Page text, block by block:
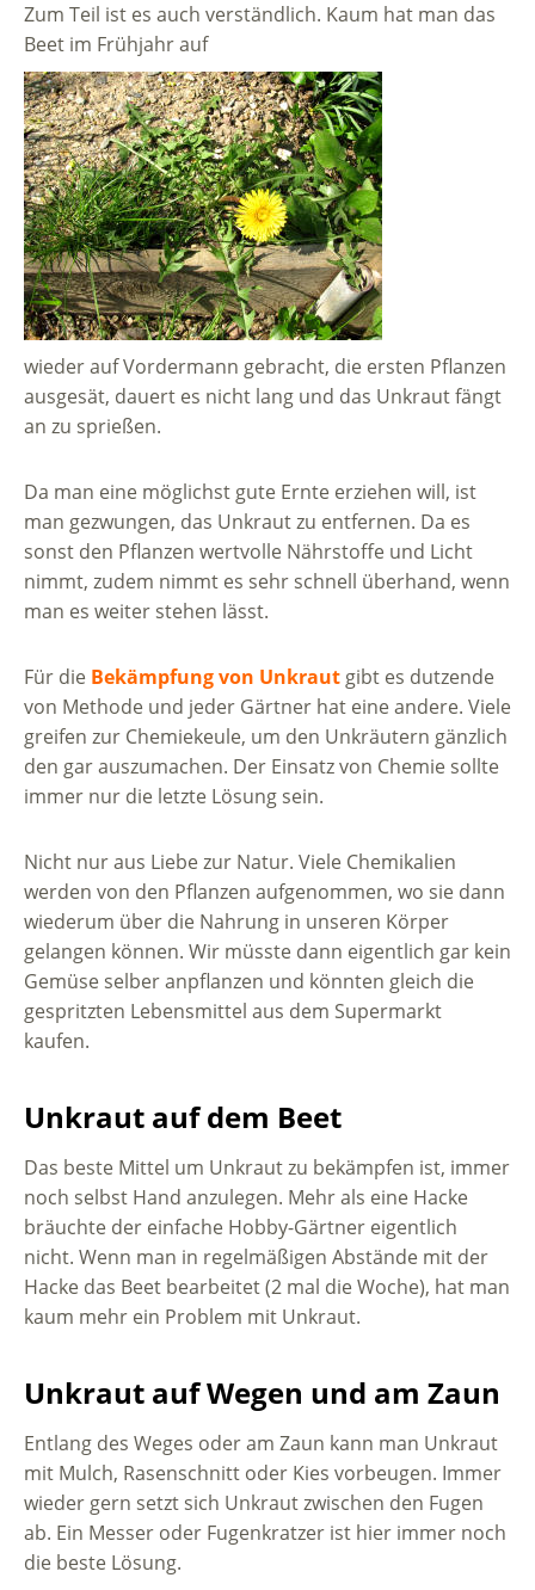
Zum Teil ist es auch verständlich. Kaum hat man das
Beet im Frühjahr auf
wieder auf Vordermann gebracht, die ersten Pflanzen
ausgesät, dauert es nicht lang und das Unkraut fängt
an zu sprießen.
Da man eine möglichst gute Ernte erziehen will, ist
man gezwungen, das Unkraut zu entfernen. Da es
sonst den Pflanzen wertvolle Nährstoffe und Licht
nimmt, zudem nimmt es sehr schnell überhand, wenn
man es weiter stehen lässt.
Für die Bekämpfung von Unkraut gibt es dutzende
von Methode und jeder Gärtner hat eine andere. Viele
greifen zur Chemiekeule, um den Unkräutern gänzlich
den gar auszumachen. Der Einsatz von Chemie sollte
immer nur die letzte Lösung sein.
Nicht nur aus Liebe zur Natur. Viele Chemikalien
werden von den Pflanzen aufgenommen, wo sie dann
wiederum über die Nahrung in unseren Körper
gelangen können. Wir müsste dann eigentlich gar kein
Gemüse selber anpflanzen und könnten gleich die
gespritzten Lebensmittel aus dem Supermarkt
kaufen.
Unkraut auf dem Beet
Das beste Mittel um Unkraut zu bekämpfen ist, immer
noch selbst Hand anzulegen. Mehr als eine Hacke
bräuchte der einfache Hobby-Gärtner eigentlich
nicht. Wenn man in regelmäßigen Abstände mit der
Hacke das Beet bearbeitet (2 mal die Woche), hat man
kaum mehr ein Problem mit Unkraut.
Unkraut auf Wegen und am Zaun
Entlang des Weges oder am Zaun kann man Unkraut
mit Mulch, Rasenschnitt oder Kies vorbeugen. Immer
wieder gern setzt sich Unkraut zwischen den Fugen
ab. Ein Messer oder Fugenkratzer ist hier immer noch
die beste Lösung.